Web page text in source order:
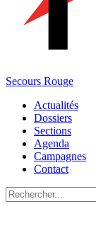
Secours Rouge
Actualités
Dossiers
Sections
Agenda
Campagnes
Contact